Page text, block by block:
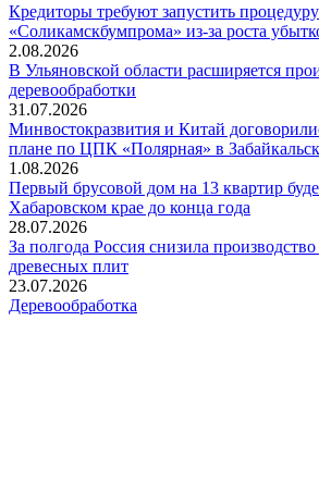
Кредиторы требуют запустить
«Соликамскбумпрома» из-за роста
2.08.2026
В Ульяновской области расширяется
деревообработки
31.07.2026
Минвостокразвития и Китай
плане по ЦПК «Полярная» в
1.08.2026
Первый брусовой дом на 13 квартир
Хабаровском крае до конца года
28.07.2026
За полгода Россия снизила
древесных плит
23.07.2026
Деревообработка